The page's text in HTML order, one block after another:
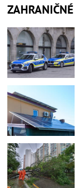
ZAHRANIČNÉ